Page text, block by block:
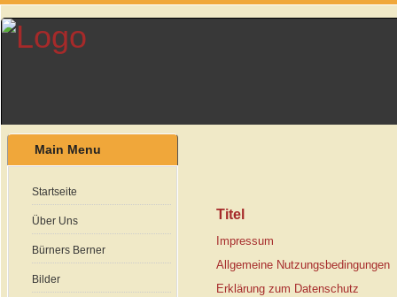
Main Menu
Startseite
Über Uns
Bürners Berner
Bilder
Titel
Impressum
Allgemeine Nutzungsbedingungen
Erklärung zum Datenschutz